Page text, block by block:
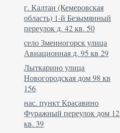
г. Калтан (Кемеровская
область) 1-й Безымянный
переулок д. 42 кв. 50
село Змеиногорск улица
Авиационная д. 95 кв 29
Лыткарино улица
Новогородская дом 98 кв
156
нас. пункт Красавино
Фуражный переулок дом 12
кв. 39